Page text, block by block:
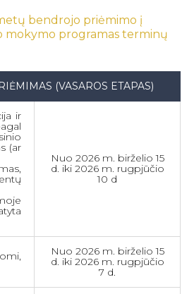
švietimas
ugdymo ir profesinio mokymo
tarnybos lėšomis
bendrojo priėmimo į
mokymo programas terminų
(VASAROS ETAPAS)
ir
(ar
Nuo 2026 m. birželio 15
d. iki 2026 m. rugpjūčio
10 d
Nuo 2026 m. birželio 15
d. iki 2026 m. rugpjūčio
7 d.